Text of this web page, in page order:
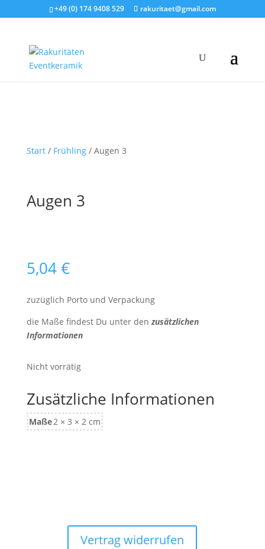
+49 (0) 174 9408 529 rakuritaet@gmail.com
Start/ Frühling/ Augen 3
Augen 3
5,04€
zuzüglich Porto und Verpackung
die Maße findest Du unter denzusätzlichen
Informationen
Nicht vorrätig
Zusätzliche Informationen
Maße2 × 3 × 2 cm
Vertrag widerrufen